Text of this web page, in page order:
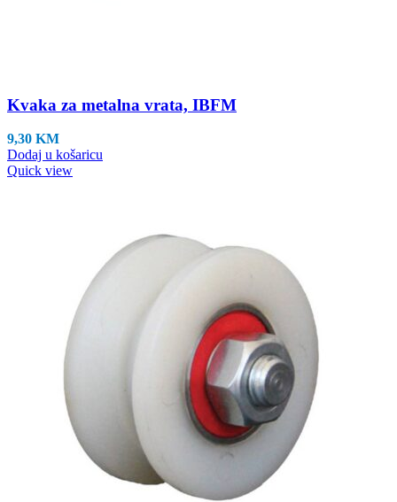
Kvaka za metalna vrata, IBFM
9,30 KM
Dodaj u košaricu
Quick view